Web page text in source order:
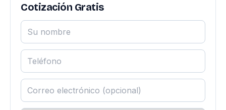
Cotización Gratis